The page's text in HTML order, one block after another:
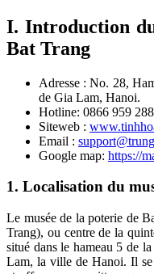
I. Introduction
Bat Trang
Adresse : No. 28,
de Gia Lam, Hanoi.
Hotline: 0866 959 288
Siteweb :
Email :
Google map: https://
1. Localisation du
Le musée de la poterie de
Trang), ou centre de la
situé dans le hameau 5 de
Lam, la ville de Hanoi. Il